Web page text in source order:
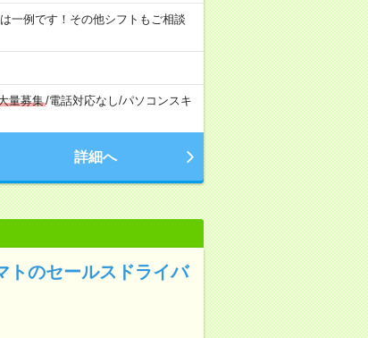
一例です！その他シフトもご相談
量募集/電話対応なし/パソコンスキ
詳細へ
のセールスドライバ